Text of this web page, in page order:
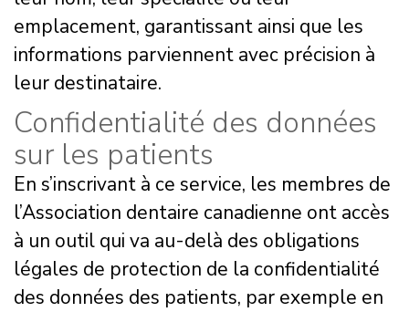
emplacement, garantissant ainsi que les
informations parviennent avec précision à
leur destinataire.
Confidentialité des données
sur les patients
En s’inscrivant à ce service, les membres de
l’Association dentaire canadienne ont accès
à un outil qui va au-delà des obligations
légales de protection de la confidentialité
des données des patients, par exemple en